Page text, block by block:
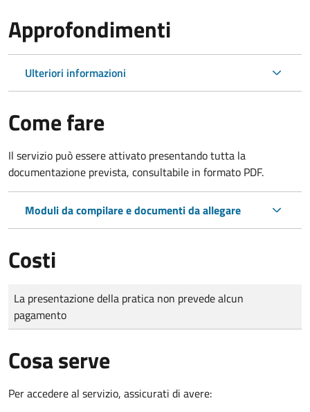
Approfondimenti
Ulteriori informazioni
Come fare
Il servizio può essere attivato presentando tutta la
documentazione prevista, consultabile in formato PDF.
Moduli da compilare e documenti da allegare
Costi
Tipo di pagamento
Importo
La presentazione della pratica non prevede alcun
pagamento
Cosa serve
Per accedere al servizio, assicurati di avere: